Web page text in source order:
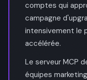
comptes qui
campagne
intensivement le
accélérée.
Le serveur MCP
équipes